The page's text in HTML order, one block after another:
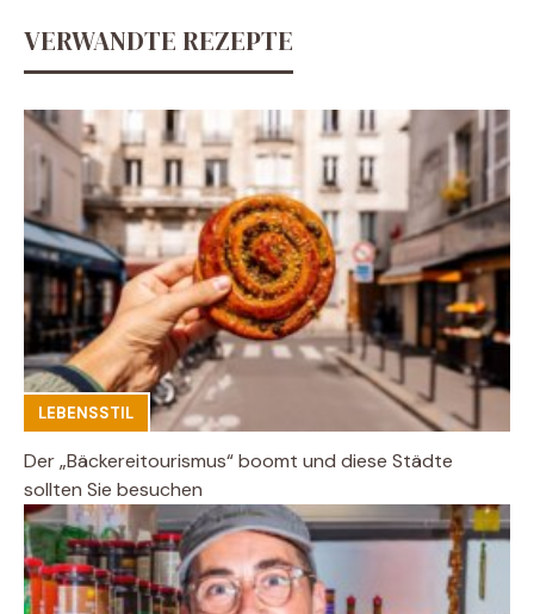
VERWANDTE REZEPTE
LEBENSSTIL
Der „Bäckereitourismus“ boomt und diese Städte
sollten Sie besuchen